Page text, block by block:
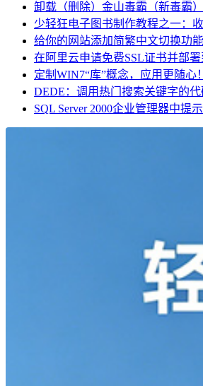
卸载（删除）金山毒霸（新毒霸
少轻狂电子图书制作教程之一：
给你的网站添加简繁中文切换功能
在阿里云申请免费SSL证书并部
定制WIN7“库”概念，应用更随心！
DEDE：调用热门搜索关键字的代
SQL Server 2000企业管理器中提